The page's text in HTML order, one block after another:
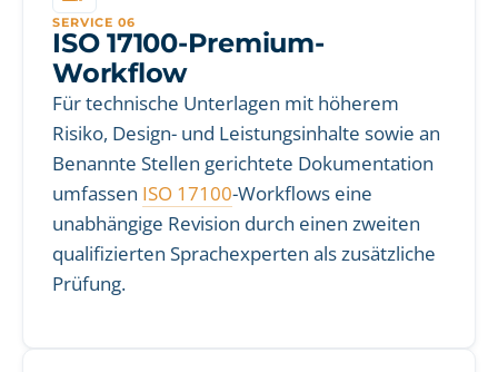
SERVICE 06
ISO 17100-Premium-
Workflow
Für technische Unterlagen mit höherem
Risiko, Design- und Leistungsinhalte sowie an
Benannte Stellen gerichtete Dokumentation
umfassen ISO 17100-Workflows eine
unabhängige Revision durch einen zweiten
qualifizierten Sprachexperten als zusätzliche
Prüfung.